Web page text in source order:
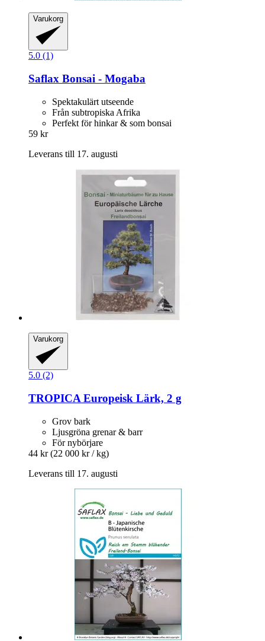
Varukorg
5.0 (1)
Saflax Bonsai -​ Mogaba
Spektakulärt utseende
Från subtropiska Afrika
Perfekt för hinkar & som bonsai
59 kr
Leverans till 17. augusti
Varukorg
5.0 (2)
TROPICA Europeisk Lärk, 2 g
Grov bark
Ljusgröna grenar & barr
För nybörjare
44 kr (22 000 kr / kg)
Leverans till 17. augusti